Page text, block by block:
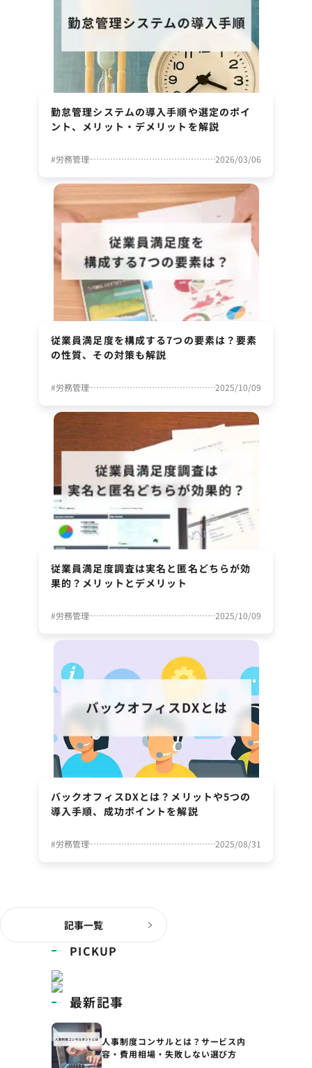
勤怠管理システムの導入手順や選定のポイ
ント、メリット・デメリットを解説
#労務管理 2026/03/06
従業員満足度を構成する7つの要素は？要素
の性質、その対策も解説
#労務管理 2025/10/09
従業員満足度調査は実名と匿名どちらが効
果的？メリットとデメリット
#労務管理 2025/10/09
バックオフィスDXとは？メリットや5つの
導入手順、成功ポイントを解説
#労務管理 2025/08/31
記事一覧
PICKUP
最新記事
人事制度コンサルとは？サービス内
容・費用相場・失敗しない選び方